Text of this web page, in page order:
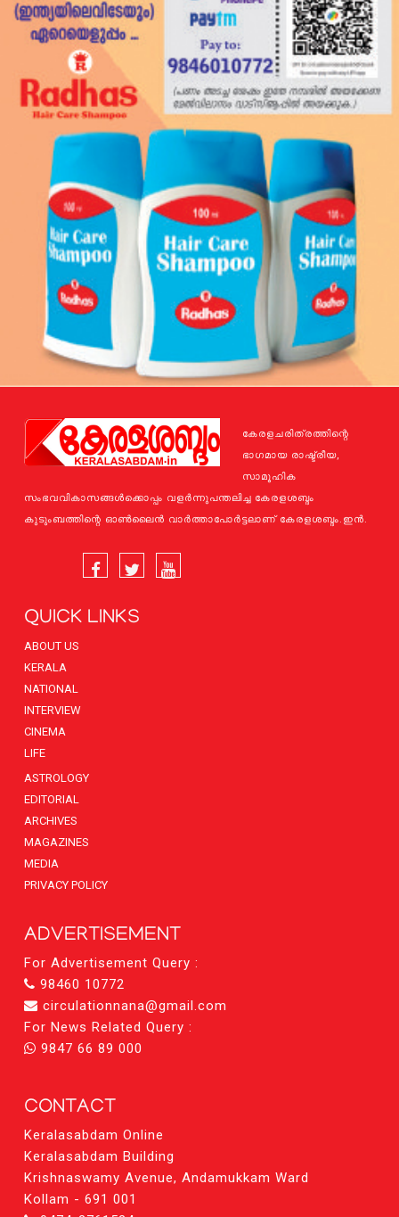
കേരളചരിത്രത്തിന്റെ
ഭാഗമായ രാഷ്ട്രീയ,
സാമൂഹിക
സംഭവവികാസങ്ങള്‍ക്കൊപ്പം വളര്‍ന്നുപന്തലിച്ച കേരളശബ്ദം
കുടുംബത്തിന്റെ ഓണ്‍ലൈന്‍ വാര്‍ത്താപോര്‍ട്ടലാണ് കേരളശബ്ദം.ഇന്‍.
QUICK LINKS
ABOUT US
KERALA
NATIONAL
INTERVIEW
CINEMA
LIFE
ASTROLOGY
EDITORIAL
ARCHIVES
MAGAZINES
MEDIA
PRIVACY POLICY
ADVERTISEMENT
For Advertisement Query :
98460 10772
circulationnana@gmail.com
For News Related Query :
9847 66 89 000
CONTACT
Keralasabdam Online
Keralasabdam Building
Krishnaswamy Avenue, Andamukkam Ward
Kollam - 691 001